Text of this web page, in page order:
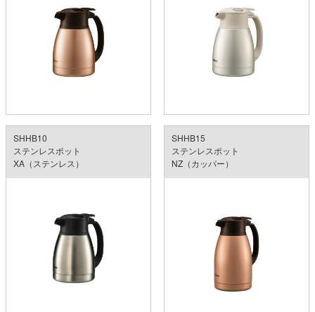
SHHB10
ステンレスポット
XA（ステンレス）
SHHB15
ステンレスポット
NZ（カッパー）